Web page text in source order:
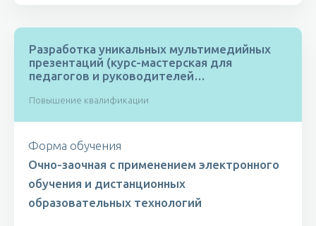
Разработка уникальных мультимедийных
презентаций (курс-мастерская для
педагогов и руководителей
Повышение квалификации
Форма обучения
Очно-заочная с применением электронного
обучения и дистанционных
образовательных технологий